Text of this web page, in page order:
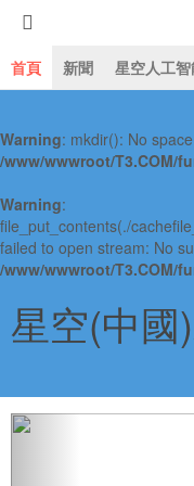
Warning: mkdir(): No
/www/wwwroot/T3.COM/
Warning:
file_put_contents(./
failed to open stream: No
/www/wwwroot/T3.COM/
星空(中國
星空人工
首頁 新聞 星空人工